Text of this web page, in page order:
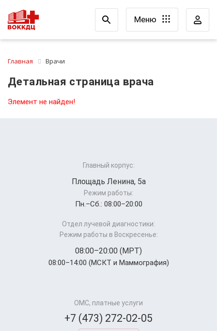
Меню
Главная Врачи
Детальная страница врача
Элемент не найден!
Главный корпус:
Площадь Ленина, 5а
Режим работы:
Пн.–Cб.: 08:00–20:00
Отдел лучевой диагностики:
Режим работы в Воскресенье:
08:00–20:00 (МРТ)
08:00–14:00 (МСКТ и Маммография)
ОМС, платные услуги
+7 (473) 272-02-05